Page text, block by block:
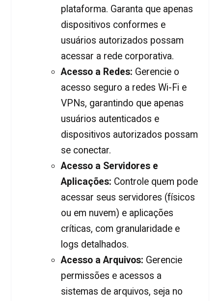
plataforma. Garanta que apenas
dispositivos conformes e
usuários autorizados possam
acessar a rede corporativa.
Acesso a Redes: Gerencie o
acesso seguro a redes Wi-Fi e
VPNs, garantindo que apenas
usuários autenticados e
dispositivos autorizados possam
se conectar.
Acesso a Servidores e
Aplicações: Controle quem pode
acessar seus servidores (físicos
ou em nuvem) e aplicações
críticas, com granularidade e
logs detalhados.
Acesso a Arquivos: Gerencie
permissões e acessos a
sistemas de arquivos, seja no